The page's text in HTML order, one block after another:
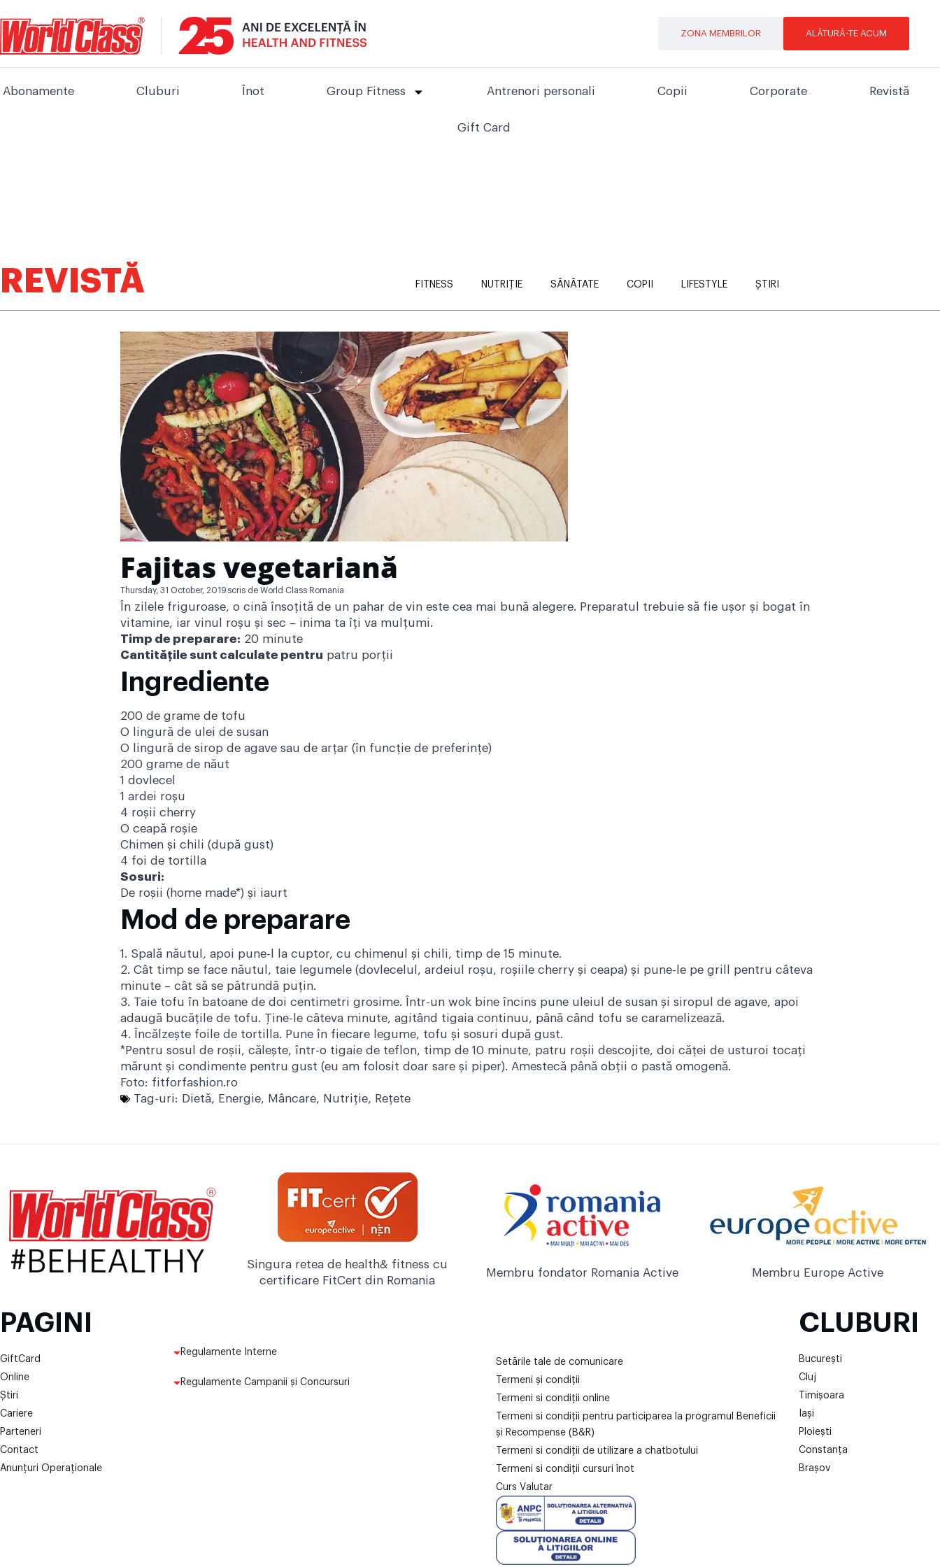
ZONA MEMBRILOR ALĂTURĂ-TE ACUM
Abonamente Cluburi Înot Group Fitness Antrenori personali Copii Corporate Revistă
Gift Card
REVISTĂ FITNESS NUTRIȚIE SĂNĂTATE COPII LIFESTYLE ȘTIRI
Fajitas vegetariană
Thursday, 31 October, 2019 scris de World Class Romania
În zilele friguroase, o cină însoțită de un pahar de vin este cea mai bună alegere. Preparatul trebuie să fie ușor și bogat în
vitamine, iar vinul roșu și sec – inima ta îți va mulțumi.
Timp de preparare: 20 minute
Cantitățile sunt calculate pentru patru porții
Ingrediente
200 de grame de tofu
O lingură de ulei de susan
O lingură de sirop de agave sau de arțar (în funcție de preferințe)
200 grame de năut
1 dovlecel
1 ardei roşu
4 roşii cherry
O ceapă roşie
Chimen şi chili (după gust)
4 foi de tortilla
Sosuri:
De roșii (home made*) și iaurt
Mod de preparare
1. Spală năutul, apoi pune-l la cuptor, cu chimenul și chili, timp de 15 minute.
2. Cât timp se face năutul, taie legumele (dovlecelul, ardeiul roșu, roșiile cherry și ceapa) și pune-le pe grill pentru câteva
minute – cât să se pătrundă puțin.
3. Taie tofu în batoane de doi centimetri grosime. Într-un wok bine încins pune uleiul de susan și siropul de agave, apoi
adaugă bucățile de tofu. Ține-le câteva minute, agitând tigaia continuu, până când tofu se caramelizează.
4. Încălzește foile de tortilla. Pune în fiecare legume, tofu și sosuri după gust.
*Pentru sosul de roșii, căleşte, într-o tigaie de teflon, timp de 10 minute, patru roşii descojite, doi căței de usturoi tocați
mărunt şi condimente pentru gust (eu am folosit doar sare și piper). Amestecă până obții o pastă omogenă.
Foto: fitforfashion.ro
Tag-uri: Dietă, Energie, Mâncare, Nutriţie, Reţete
Singura retea de health& fitness cu
certificare FitCert din Romania
Membru fondator Romania Active Membru Europe Active
PAGINI
GiftCard
Online
Știri
Cariere
Parteneri
Contact
Anunțuri Operaționale
Regulamente Interne
Regulamente Campanii și Concursuri
Setările tale de comunicare
Termeni și condiții
Termeni si condiții online
Termeni si condiții pentru participarea la programul Beneficii
și Recompense (B&R)
Termeni si condiții de utilizare a chatbotului
Termeni si condiții cursuri înot
Curs Valutar
CLUBURI
București
Cluj
Timișoara
Iași
Ploiești
Constanța
Brașov